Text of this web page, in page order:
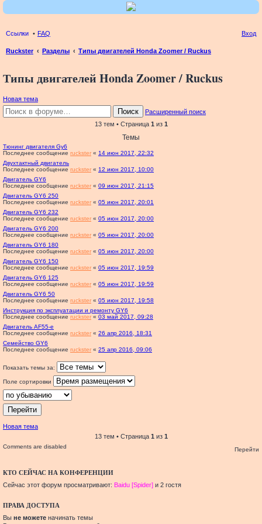
Ссылки FAQ Вход
Ruckster Разделы
Типы двигателей Honda Zoomer / Ruckus
Типы двигателей Honda Zoomer / Ruckus
Новая тема
Поиск
Расширенный поиск
13 тем • Страница 1 из 1
Темы
Тюнинг двигателя Gy6
Последнее сообщение ruckster « 14 июн 2017, 22:32
Двухтактный двигатель
Последнее сообщение ruckster « 12 июн 2017, 10:00
Двигатель GY6
Последнее сообщение ruckster « 09 июн 2017, 21:15
Двигатель GY6 250
Последнее сообщение ruckster « 05 июн 2017, 20:01
Двигатель GY6 232
Последнее сообщение ruckster « 05 июн 2017, 20:00
Двигатель GY6 200
Последнее сообщение ruckster « 05 июн 2017, 20:00
Двигатель GY6 180
Последнее сообщение ruckster « 05 июн 2017, 20:00
Двигатель GY6 150
Последнее сообщение ruckster « 05 июн 2017, 19:59
Двигатель GY6 125
Последнее сообщение ruckster « 05 июн 2017, 19:59
Двигатель GY6 50
Последнее сообщение ruckster « 05 июн 2017, 19:58
Инструкция по эксплуатации и ремонту GY6
Последнее сообщение ruckster « 03 май 2017, 09:28
Двигатель AF55-e
Последнее сообщение ruckster « 26 апр 2016, 18:31
Семейство GY6
Последнее сообщение ruckster « 25 апр 2016, 09:06
Показать темы за:
Поле сортировки
Новая тема
13 тем • Страница 1 из 1
Перейти
Comments are disabled
КТО СЕЙЧАС НА КОНФЕРЕНЦИИ
Сейчас этот форум просматривают: Baidu [Spider] и 2 гостя
ПРАВА ДОСТУПА
Вы не можете начинать темы